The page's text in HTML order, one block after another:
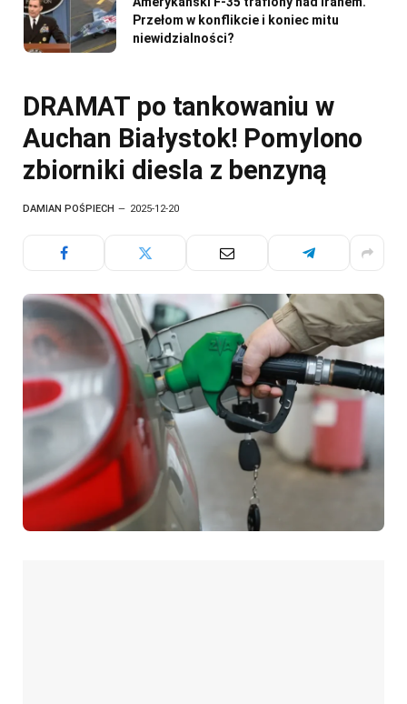
Przełom w konflikcie i koniec mitu
niewidzialności?
DRAMAT po tankowaniu w
Auchan Białystok! Pomylono
zbiorniki diesla z benzyną
DAMIAN POŚPIECH 2025-12-20